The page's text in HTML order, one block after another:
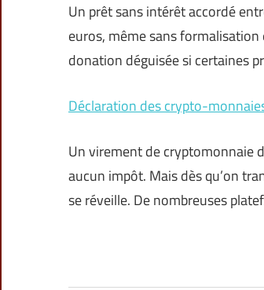
Un prêt sans intérêt accordé
euros, même sans
donation déguisée si certaines
Déclaration des crypto-
Un virement de cryptomonnaie
aucun impôt. Mais dès qu’on
se réveille. De nombreuses